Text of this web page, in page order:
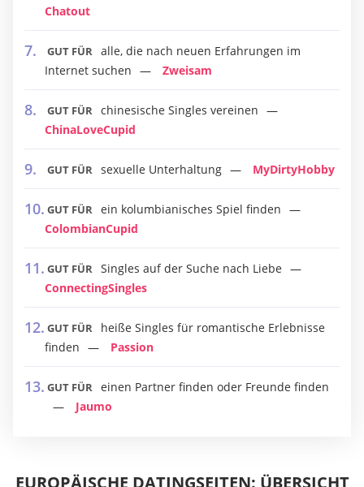
Chatout
GUT FÜR alle, die nach neuen Erfahrungen im
Internet suchen
Zweisam
GUT FÜR chinesische Singles vereinen
ChinaLoveCupid
GUT FÜR sexuelle Unterhaltung MyDirtyHobby
GUT FÜR ein kolumbianisches Spiel finden
ColombianCupid
GUT FÜR Singles auf der Suche nach Liebe
ConnectingSingles
GUT FÜR
heiße Singles für romantische Erlebnisse
finden
Passion
GUT FÜR einen Partner finden oder Freunde finden
Jaumo
EUROPÄISCHE DATINGSEITEN: ÜBERSICHT